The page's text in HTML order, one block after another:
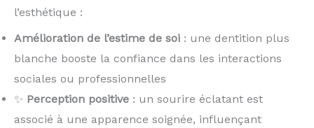
l’esthétique :
Amélioration de l’estime de soi : une dentition plus
blanche booste la confiance dans les interactions
sociales ou professionnelles
✨ Perception positive : un sourire éclatant est
associé à une apparence soignée, influençant